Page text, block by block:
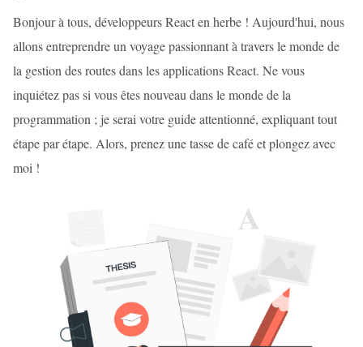
Bonjour à tous, développeurs React en herbe ! Aujourd'hui, nous
allons entreprendre un voyage passionnant à travers le monde de
la gestion des routes dans les applications React. Ne vous
inquiétez pas si vous êtes nouveau dans le monde de la
programmation ; je serai votre guide attentionné, expliquant tout
étape par étape. Alors, prenez une tasse de café et plongez avec
moi !